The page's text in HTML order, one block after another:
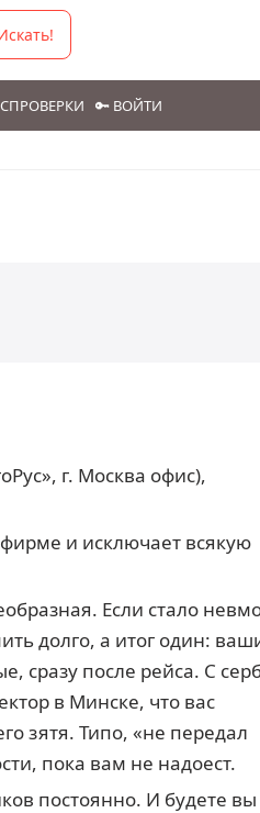
🔑 ВОЙТИ
г. Москва офис),
и исключает всякую
Если стало
долго, а итог один:
сразу после рейса. С
в Минске, что вас
зятя. Типо, «не передал
пока вам не надоест.
постоянно. И будете